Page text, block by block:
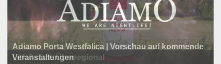
Programm der Komödie am Klosterplatz.
Litfaßsäule Überregional
Adiamo Porta Westfalica | Vorschau auf kommende
Veranstaltungen
Litfaßsäule Überregional
Tanzfest Bielefeld - 19. Juli bis 1. August 2026
Litfaßsäule Überregional